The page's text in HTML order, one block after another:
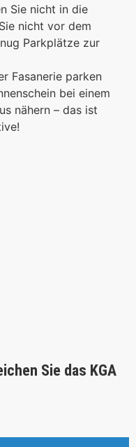
Sie nicht in die
nicht vor dem
Parkplätze zur
Fasanerie parken
bei einem
nähern – das ist
Sie das KGA